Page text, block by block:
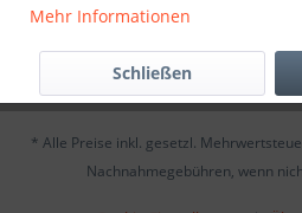
Informationen
Newsletter
* Alle Preise inkl. gesetzl.
Nachnahmegebühren, wenn
Mehr Informationen
Schließen